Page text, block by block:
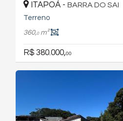
ITAPOÁ - BARRA DO SAI
Terreno
360,0m²
R$ 380.000,00